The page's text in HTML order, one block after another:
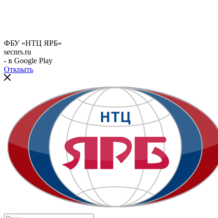
ФБУ «НТЦ ЯРБ»
secnrs.ru
- в Google Play
Открыть